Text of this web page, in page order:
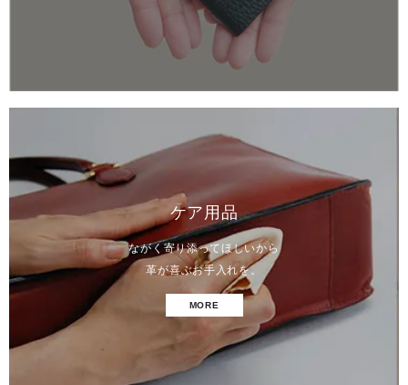
ケア用品
ながく寄り添ってほしいから
革が喜ぶお手入れを。
MORE